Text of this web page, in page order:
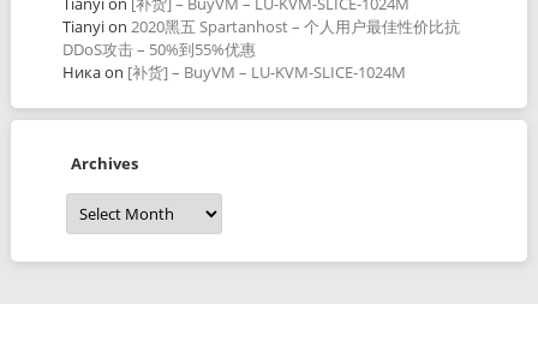
Tianyion 2020黑五 Spartanhost – 个人用户最佳性价比抗
DDoS攻击 – 50%到55%优惠
Никаon [补货] – BuyVM – LU-KVM-SLICE-1024M
Archives
Archives